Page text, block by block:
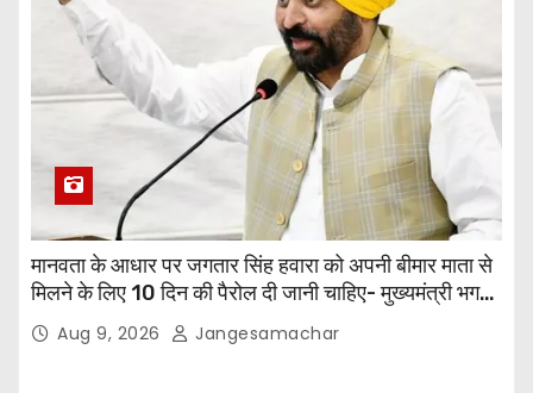
मानवता के आधार पर जगतार सिंह हवारा को अपनी बीमार माता से
मिलने के लिए 10 दिन की पैरोल दी जानी चाहिए- मुख्यमंत्री भगवंत
सिंह मानAug 9, 2026 Jangesamachar